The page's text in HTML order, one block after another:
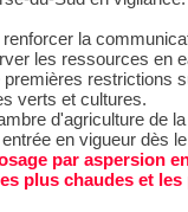
la
les ressources en
restrictions
verts et cultures.
d'agriculture de
en vigueur dès
par aspersion
plus chaudes et